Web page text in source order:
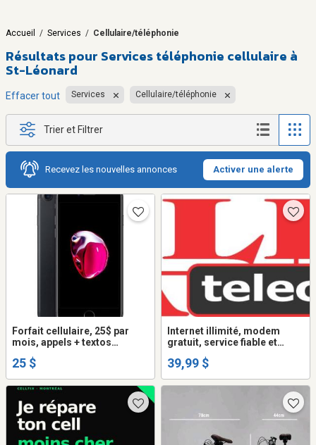
Accueil / Services / Cellulaire/téléphonie
Résultats pour Services téléphonie cellulaire à
St-Léonard
Effacer tout Services Cellulaire/téléphonie
Trier et Filtrer
Recevez les nouvelles annonces Activer une alerte
Forfait cellulaire, 25$ par
mois, appels + textos
25 $
Internet illimité, modem
gratuit, service fiable et
39,99 $